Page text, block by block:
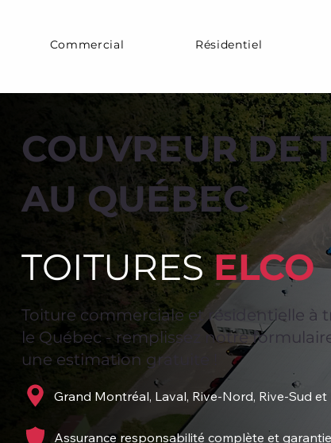
Commercial Résidentiel
COUVREUR DE
AU QUÉBEC
TOITURESELCO
Toiture commerciale et résidentielle à
le Québec - remplissez notre
une estimation gratuite !
Grand Montréal, Laval, Rive-Nord, Rive-Sud et
Assurance responsabilité complète et garantie